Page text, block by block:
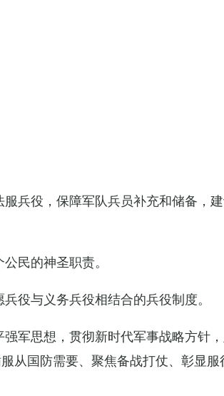
兵役，保障军队兵员补充和储备，
民的神圣职责。
役与义务兵役相结合的兵役制度。
军思想，贯彻新时代军事战略方针
从国防需要、聚焦备战打仗、彰显